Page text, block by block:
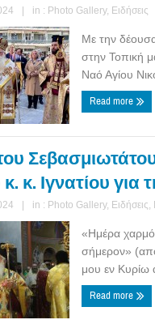
in : Photo Gallery, Ειδήσεις
Με την
στην Τοπική
Ναό Αγίου
Read more
κ. Ιγνατίου για
in : Photo Gallery, Ειδήσεις,
«Ημέρα
σήμερον»
μου εν Κυρίω
Read more